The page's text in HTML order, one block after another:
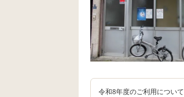
令和8年度のご利用につい